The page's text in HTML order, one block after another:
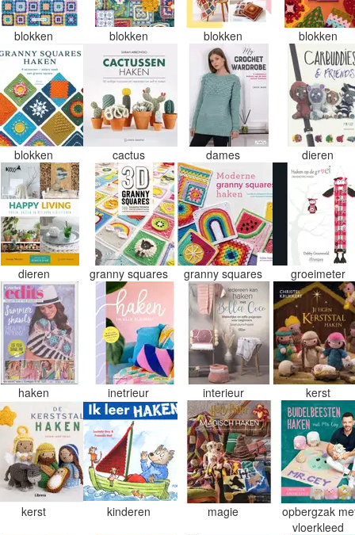
blokken blokken blokken blokken
blokken cactus dames dieren
dieren granny squares granny squares groeimeter
haken inetrieur interieur kerst
kerst kinderen magie
opbergzak
vloerkleed